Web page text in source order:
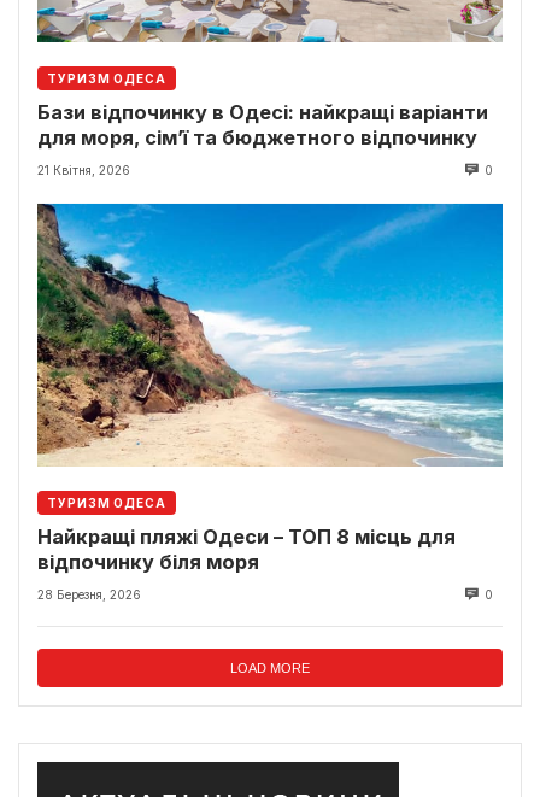
ТУРИЗМ ОДЕСА
Бази відпочинку в Одесі: найкращі варіанти
для моря, сім’ї та бюджетного відпочинку
21 Квітня, 2026 0
ТУРИЗМ ОДЕСА
Найкращі пляжі Одеси – ТОП 8 місць для
відпочинку біля моря
28 Березня, 2026 0
LOAD MORE